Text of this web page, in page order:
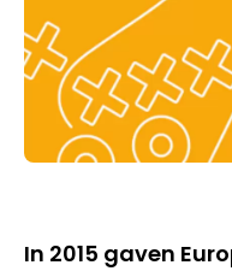
In 2015 gaven